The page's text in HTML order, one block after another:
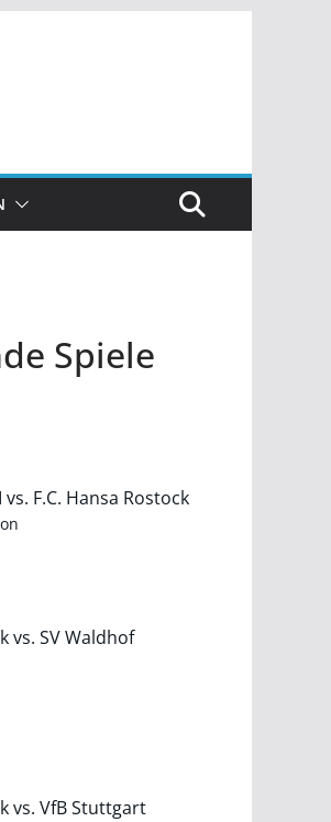
Spiele
F.C. Hansa Rostock
vs. SV Waldhof
vs. VfB Stuttgart